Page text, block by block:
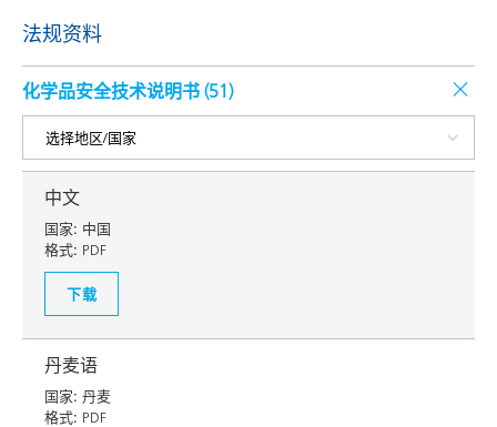
法规资料
化学品安全技术说明书 (51)
中文
国家: 中国
格式: PDF
下载
丹麦语
国家: 丹麦
格式: PDF